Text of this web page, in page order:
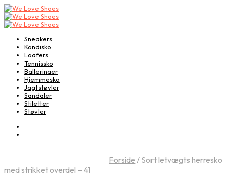
Sneakers
Kondisko
Loafers
Tennissko
Ballerinaer
Hjemmesko
Jagtstøvler
Sandaler
Stiletter
Støvler
Forside / Sort letvægts herresko
med strikket overdel – 41